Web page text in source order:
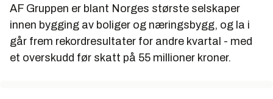
AF Gruppen er blant Norges største selskaper
innen bygging av boliger og næringsbygg, og la i
går frem rekordresultater for andre kvartal - med
et overskudd før skatt på 55 millioner kroner.